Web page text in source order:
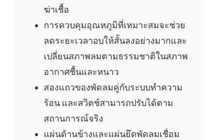
ฆ่าเชื้อ
การควบคุมอุณหภูมิที่เหมาะสมจะช่วย
ลดระยะเวลาอบให้สั้นลงอย่างมากและ
เปลี่ยนสภาพลมตามธรรมชาติในสภาพ
อากาศชื้นและหนาว
สองแถวของพัดลมคู่กับระบบทำความ
ร้อน และสวิตช์สามารถปรับได้ตาม
สถานการณ์จริง
แผ่นด้านข้างและแผ่นยึดพัดลมเชื่อม